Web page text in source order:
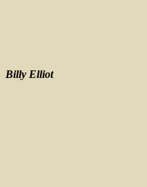
Billy Elliot